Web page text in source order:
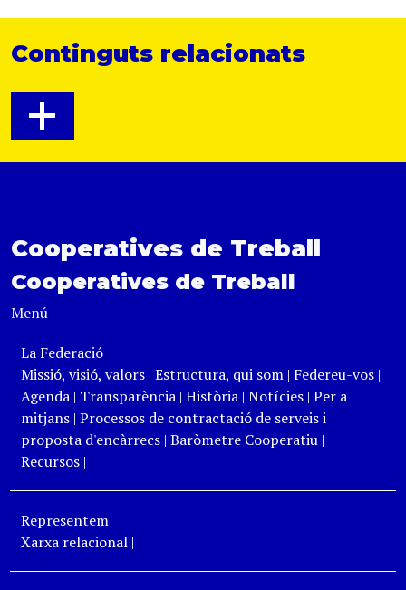
Continguts relacionats
+
Cooperatives de Treball
Cooperatives de Treball
Menú
La Federació
Missió, visió, valors| Estructura, qui som| Federeu-vos|
Agenda | Transparència| Història| Notícies | Per a
mitjans| Processos de contractació de serveis i
proposta d'encàrrecs| Baròmetre Cooperatiu|
Recursos|
Representem
Xarxa relacional|